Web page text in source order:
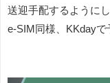
送迎手配するようにし
e-SIM同様、KKdayで